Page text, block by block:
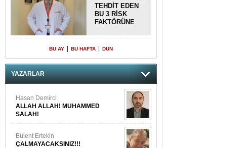
TEHDİT EDEN
BU 3 RİSK
FAKTÖRÜNE
BU AY BU HAFTA DÜN
YAZARLAR
Hasan Demirci
ALLAH ALLAH! MUHAMMED
SALAH!
Bülent Ertekin
ÇALMAYACAKSINIZ!!!